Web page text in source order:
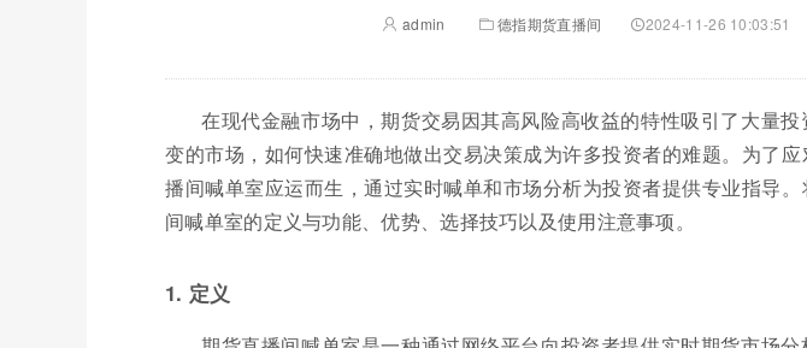
admin 德指期货直播间 2024-11-26 10:03:51
在现代金融市场中，期货交易因其高风险高收益的特性吸引了大量
变的市场，如何快速准确地做出交易决策成为许多投资者的难题。为了
播间喊单室应运而生，通过实时喊单和市场分析为投资者提供专业指导
间喊单室的定义与功能、优势、选择技巧以及使用注意事项。
1. 定义